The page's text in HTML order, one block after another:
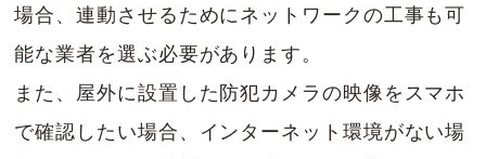
場合、連動させるためにネットワークの工事も可
能な業者を選ぶ必要があります。
また、屋外に設置した防犯カメラの映像をスマホ
で確認したい場合、インターネット環境がない場